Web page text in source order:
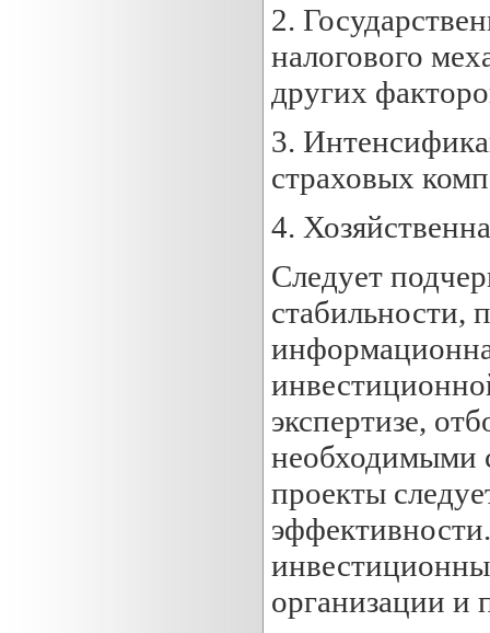
2.
налогового
других
3.
страховых
4.
Следует
стабильности,
экспертизе,
необходимыми
проекты
организации и